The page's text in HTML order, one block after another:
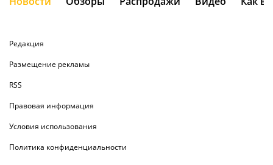
Редакция
Размещение рекламы
RSS
Правовая информация
Условия использования
Политика конфиденциальности